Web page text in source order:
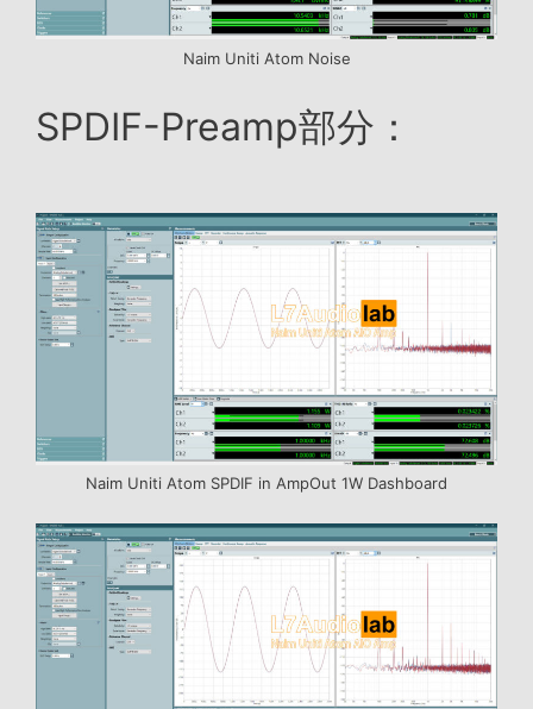
Naim Uniti Atom Noise
SPDIF-Preamp部分：
Naim Uniti Atom SPDIF in AmpOut 1W Dashboard